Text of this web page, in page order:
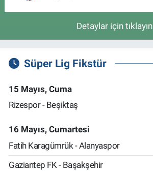
Detaylar için tıklayın
Süper Lig Fikstür
15 Mayıs, Cuma
Rizespor - Beşiktaş
16 Mayıs, Cumartesi
Fatih Karagümrük - Alanyaspor
Gaziantep FK - Başakşehir